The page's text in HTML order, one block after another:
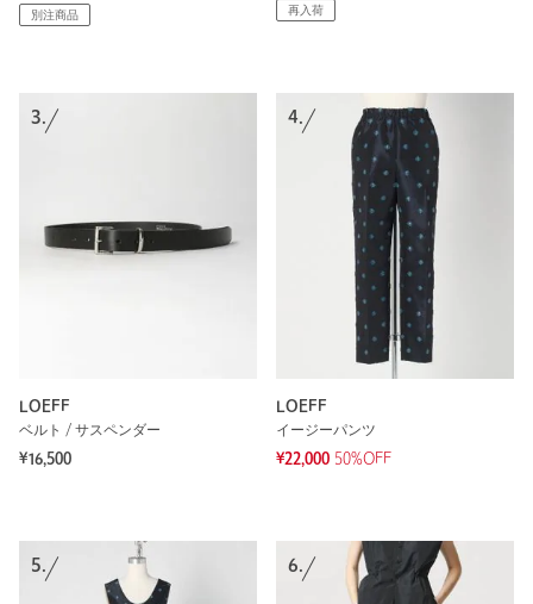
別注商品 再入荷
3.
LOEFF
ベルト / サスペンダー
¥16,500
4.
LOEFF
イージーパンツ
¥22,000 50%OFF
5. 6.